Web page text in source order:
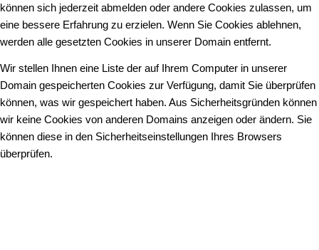
können sich jederzeit abmelden oder andere Cookies zulassen, um
eine bessere Erfahrung zu erzielen. Wenn Sie Cookies ablehnen,
werden alle gesetzten Cookies in unserer Domain entfernt.
Wir stellen Ihnen eine Liste der auf Ihrem Computer in unserer
Domain gespeicherten Cookies zur Verfügung, damit Sie überprüfen
können, was wir gespeichert haben. Aus Sicherheitsgründen können
wir keine Cookies von anderen Domains anzeigen oder ändern. Sie
können diese in den Sicherheitseinstellungen Ihres Browsers
überprüfen.